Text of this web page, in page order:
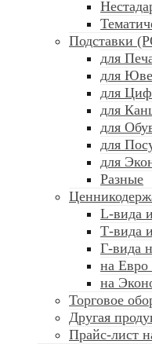
Подставки
для
для
для
для
для
для
для
Разные
L-вида
Т-вида
Г-вида
на Евро
на
Торговое
Другая
Прайс-лист